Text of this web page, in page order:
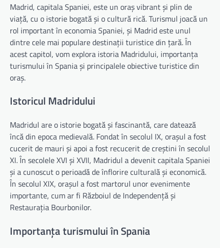
Madrid, capitala Spaniei, este un oraș vibrant și plin de
viață, cu o istorie bogată și o cultură rică. Turismul joacă un
rol important în economia Spaniei, și Madrid este unul
dintre cele mai populare destinații turistice din țară. În
acest capitol, vom explora istoria Madridului, importanța
turismului în Spania și principalele obiective turistice din
oraș.
Istoricul Madridului
Madridul are o istorie bogată și fascinantă, care datează
încă din epoca medievală. Fondat în secolul IX, orașul a fost
cucerit de mauri și apoi a fost recucerit de creștini în secolul
XI. În secolele XVI și XVII, Madridul a devenit capitala Spaniei
și a cunoscut o perioadă de înflorire culturală și economică.
În secolul XIX, orașul a fost martorul unor evenimente
importante, cum ar fi Războiul de Independență și
Restaurația Bourbonilor.
Importanța turismului în Spania